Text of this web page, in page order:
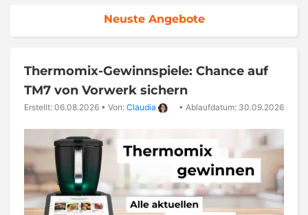
Neuste Angebote
Thermomix-Gewinnspiele: Chance auf
TM7 von Vorwerk sichern
Erstellt: 06.08.2026 • Von: Claudia • Ablaufdatum: 30.09.2026